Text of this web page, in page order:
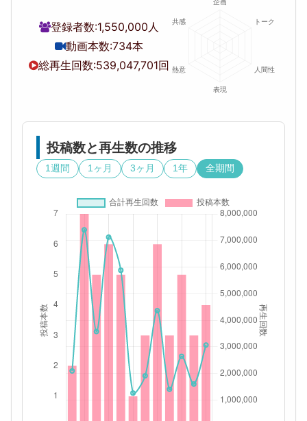
登録者数:1,550,000人
動画本数:734本
総再生回数:539,047,701回
投稿数と再生数の推移
1週間 1ヶ月 3ヶ月 1年 全期間